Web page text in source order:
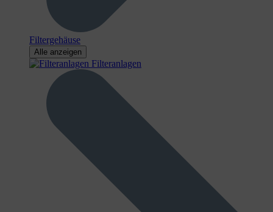
Filtergehäuse
Alle anzeigen
Filteranlagen